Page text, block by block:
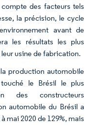
des facteurs tels
la précision, le cycle
avant de
les résultats les plus
usine de fabrication.
production automobile
le Brésil le plus
des constructeurs
automobile du Brésil a
mai 2020 de 129%, mais